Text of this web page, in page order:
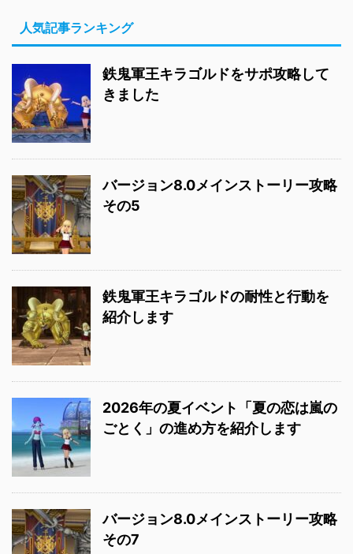
人気記事ランキング
鉄鬼軍王キラゴルドをサポ攻略して
きました
バージョン8.0メインストーリー攻略
その5
鉄鬼軍王キラゴルドの耐性と行動を
紹介します
2026年の夏イベント「夏の恋は嵐の
ごとく」の進め方を紹介します
バージョン8.0メインストーリー攻略
その7